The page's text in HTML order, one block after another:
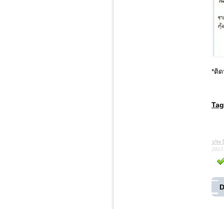
*ติ
Tag
ประ